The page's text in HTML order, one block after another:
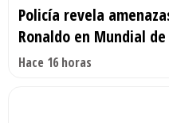
Policía revela
Ronaldo en Mundial
Hace 16 horas